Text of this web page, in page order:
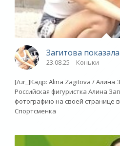
Загитова
23.08.25 Коньки
[/ur_]Кадр: Alina Zagitova / Алина
Российская фигуристка Алина
фотографию на своей странице
Спортсменка